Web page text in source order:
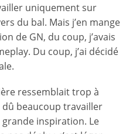
uniquement sur
du bal. Mais j’en mange
de GN, du coup, j’avais
Du coup, j’ai décidé
ressemblait trop à
dû beaucoup travailler
inspiration. Le